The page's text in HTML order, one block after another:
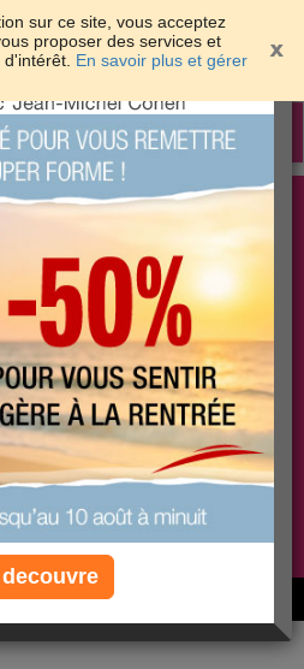
sur ce site, vous acceptez
proposer des services et
En savoir plus et gérer
pour maigrir et être bien
sa peau
PLUS
SANTÉ
PLUS
COACHING
le régime gratuit
et réappris à manger avec nous
×